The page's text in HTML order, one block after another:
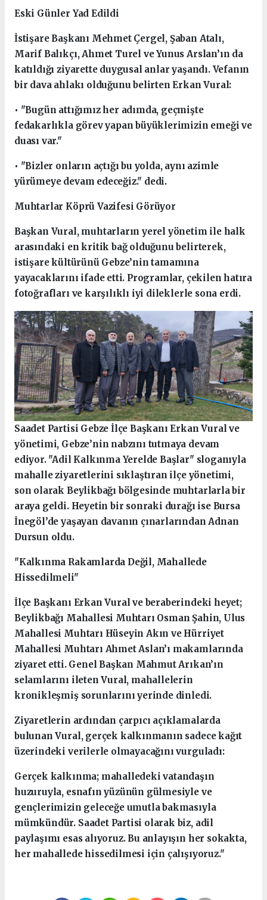
Eski Günler Yad Edildi
İstişare Başkanı Mehmet Çergel, Şaban Atalı,
Marif Balıkçı, Ahmet Turel ve Yunus Arslan’ın da
katıldığı ziyarette duygusal anlar yaşandı. Vefanın
bir dava ahlakı olduğunu belirten Erkan Vural:
• "Bugün attığımız her adımda, geçmişte
fedakarlıkla görev yapan büyüklerimizin emeği ve
duası var."
• "Bizler onların açtığı bu yolda, aynı azimle
yürümeye devam edeceğiz." dedi.
Muhtarlar Köprü Vazifesi Görüyor
Başkan Vural, muhtarların yerel yönetim ile halk
arasındaki en kritik bağ olduğunu belirterek,
istişare kültürünü Gebze’nin tamamına
yayacaklarını ifade etti. Programlar, çekilen hatıra
fotoğrafları ve karşılıklı iyi dileklerle sona erdi.
Saadet Partisi Gebze İlçe Başkanı Erkan Vural ve
yönetimi, Gebze’nin nabzını tutmaya devam
ediyor. "Adil Kalkınma Yerelde Başlar" sloganıyla
mahalle ziyaretlerini sıklaştıran ilçe yönetimi,
son olarak Beylikbağı bölgesinde muhtarlarla bir
araya geldi. Heyetin bir sonraki durağı ise Bursa
İnegöl’de yaşayan davanın çınarlarından Adnan
Dursun oldu.
"Kalkınma Rakamlarda Değil, Mahallede
Hissedilmeli"
İlçe Başkanı Erkan Vural ve beraberindeki heyet;
Beylikbağı Mahallesi Muhtarı Osman Şahin, Ulus
Mahallesi Muhtarı Hüseyin Akın ve Hürriyet
Mahallesi Muhtarı Ahmet Aslan’ı makamlarında
ziyaret etti. Genel Başkan Mahmut Arıkan’ın
selamlarını ileten Vural, mahallelerin
kronikleşmiş sorunlarını yerinde dinledi.
Ziyaretlerin ardından çarpıcı açıklamalarda
bulunan Vural, gerçek kalkınmanın sadece kağıt
üzerindeki verilerle olmayacağını vurguladı:
Gerçek kalkınma; mahalledeki vatandaşın
huzuruyla, esnafın yüzünün gülmesiyle ve
gençlerimizin geleceğe umutla bakmasıyla
mümkündür. Saadet Partisi olarak biz, adil
paylaşımı esas alıyoruz. Bu anlayışın her sokakta,
her mahallede hissedilmesi için çalışıyoruz."